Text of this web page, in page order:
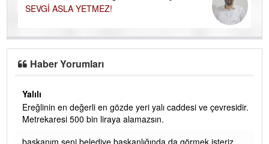
SEVGİ ASLA YETMEZ!
Haber Yorumları
Yalılı
Ereğlinin en değerli en gözde yeri yalı caddesi ve çevresidir.
Metrekaresi 500 bin liraya alamazsın.
başkanım seni belediye başkanlığında da görmek isteriz